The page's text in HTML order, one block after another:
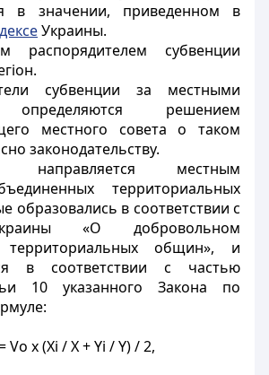
в значении, приведенном в
Украины.
распорядителем субвенции
субвенции за местными
решением
местного совета о таком
законодательству.
направляется местным
территориальных
образовались в соответствии с
«О добровольном
общин», и
в соответствии с частью
10 указанного Закона по
Vo х (Xi / X + Yi / Y) / 2,